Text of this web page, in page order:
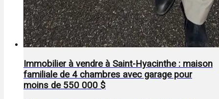
Immobilier à vendre à Saint-Hyacinthe : maison
familiale de 4 chambres avec garage pour
moins de 550 000 $